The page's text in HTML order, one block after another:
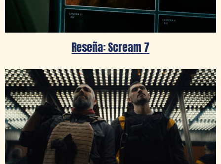
Reseña: Scream 7